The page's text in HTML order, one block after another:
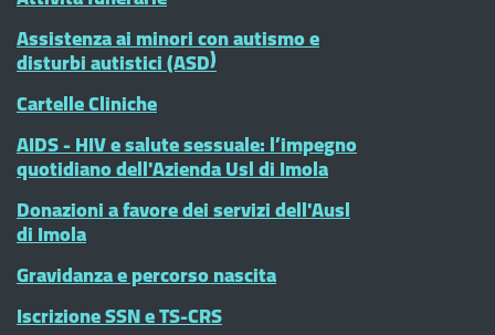
Assistenza ai minori con autismo e
disturbi autistici (ASD)
Cartelle Cliniche
AIDS - HIV e salute sessuale: l’impegno
quotidiano dell'Azienda Usl di Imola
Donazioni a favore dei servizi dell'Ausl
di Imola
Gravidanza e percorso nascita
Iscrizione SSN e TS-CRS